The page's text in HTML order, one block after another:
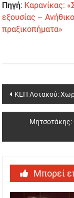
Πηγή: Καρανίκας:
εξουσίας –
πραξικοπήματα»
Post
navigation
ΚΕΠ Αστακού:
Μητσοτάκης:
Μπορεί